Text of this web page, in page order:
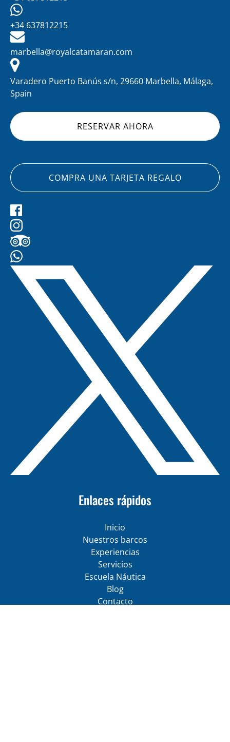
+34 637812215
marbella@royalcatamaran.com
Varadero Puerto Banús s/n, 29660 Marbella, Málaga,
Spain
RESERVAR AHORA
COMPRA UNA TARJETA REGALO
Enlaces rápidos
Inicio
Nuestros barcos
Experiencias
Servicios
Escuela Náutica
Blog
Contacto